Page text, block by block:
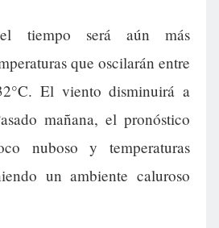
tiempo será aún más
que oscilarán entre
El viento disminuirá a
mañana, el pronóstico
nuboso y temperaturas
un ambiente caluroso